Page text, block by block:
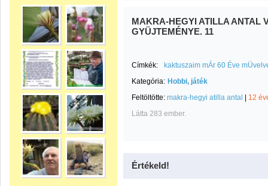
MAKRA-HEGYI ATILLA ANTAL
GYÜJTEMÉNYE. 11
Címkék:
kaktuszaim mÁr 60 Éve
Kategória: Hobbi, játék
Feltöltötte: makra-hegyi atilla antal
12
Látta 283 ember.
Értékeld!